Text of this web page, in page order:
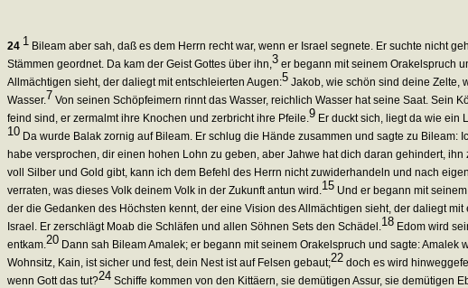
24 1 Bileam aber sah, daß es dem Herrn recht war, wenn er Israel segnete. Er suchte nicht
Stämmen geordnet. Da kam der Geist Gottes über ihn, 3 er begann mit seinem Orakelspruch
Allmächtigen sieht, der daliegt mit entschleierten Augen:5 Jakob, wie schön sind deine Zelte,
Wasser.7 Von seinen Schöpfeimern rinnt das Wasser, reichlich Wasser hat seine Saat. Sein
feind sind, er zermalmt ihre Knochen und zerbricht ihre Pfeile. 9 Er duckt sich, liegt da wie ein
10 Da wurde Balak zornig auf Bileam. Er schlug die Hände zusammen und sagte zu
habe versprochen, dir einen hohen Lohn zu geben, aber Jahwe hat dich daran gehindert, ihn
voll Silber und Gold gibt, kann ich dem Befehl des Herrn nicht zuwiderhandeln und nach
verraten, was dieses Volk deinem Volk in der Zukunft antun wird. 15 Und er begann mit
der die Gedanken des Höchsten kennt, der eine Vision des Allmächtigen sieht, der daliegt mit
Israel. Er zerschlägt Moab die Schläfen und allen Söhnen Sets den Schädel. 18 Edom wird
entkam. 20 Dann sah Bileam Amalek; er begann mit seinem Orakelspruch und sagte: Amalek
Wohnsitz, Kain, ist sicher und fest, dein Nest ist auf Felsen gebaut;22 doch es wird
wenn Gott das tut?24 Schiffe kommen von den Kittäern, sie demütigen Assur, sie demütigen